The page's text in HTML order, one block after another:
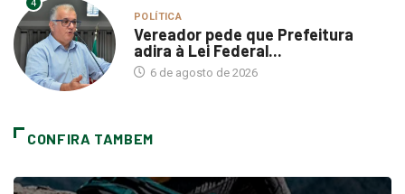
4
POLÍTICA
Vereador pede que Prefeitura
adira à Lei Federal...
6 de agosto de 2026
CONFIRA TAMBEM